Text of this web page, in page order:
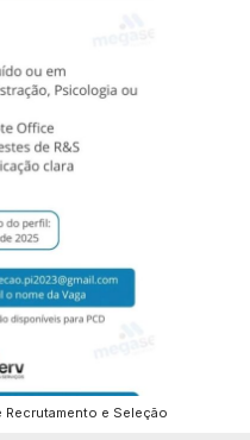
Recrutamento e Seleção